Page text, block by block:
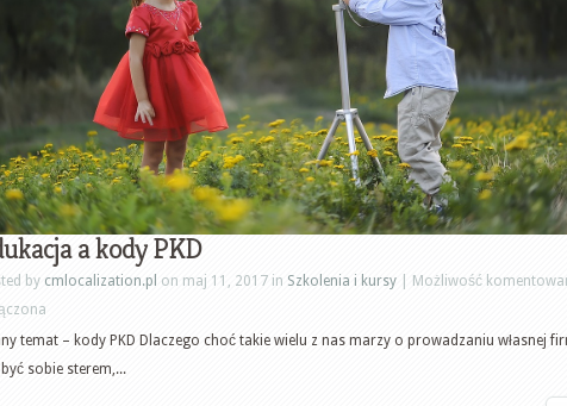
a kody PKD
by cmlocalization.pl on maj 11, 2017 in Szkolenia i kursy Możliwość
temat – kody PKD Dlaczego choć takie wielu z nas marzy o prowadzaniu własnej
być sobie sterem,...